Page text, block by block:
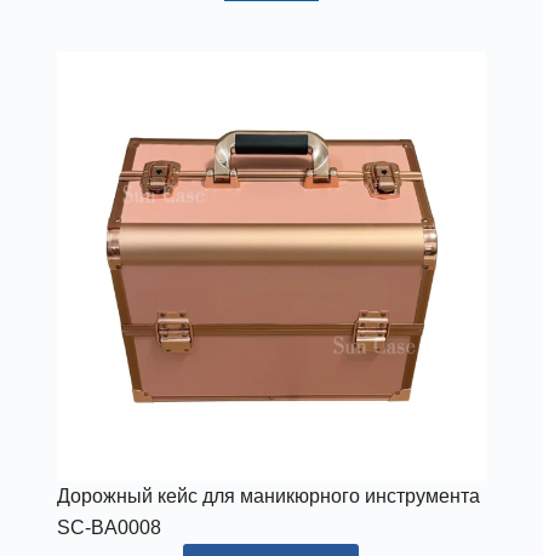
Дорожный кейс для маникюрного инструмента
SC-BA0008